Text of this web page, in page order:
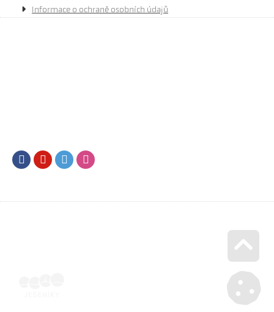
Informace o ochraně osobních údajů
FacebookYoutubeTwitter
Go